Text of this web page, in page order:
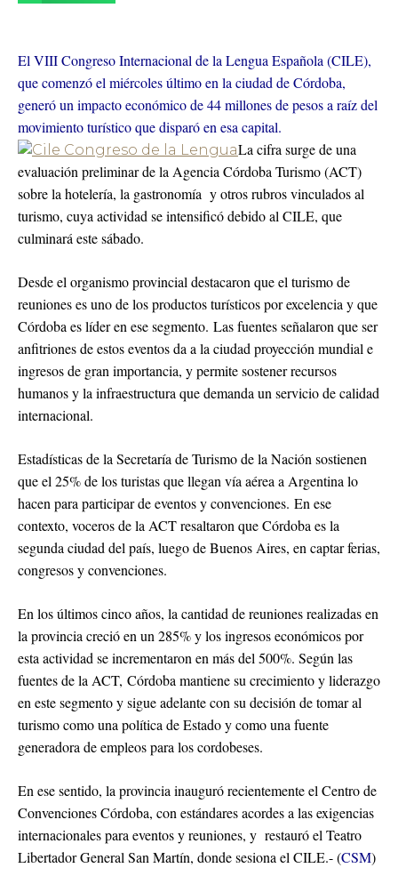
El VIII Congreso Internacional de la Lengua Española (CILE),
que comenzó el miércoles último en la ciudad de Córdoba,
generó un impacto económico de 44 millones de pesos a raíz del
movimiento turístico que disparó en esa capital.
La cifra surge de una
evaluación preliminar de la Agencia Córdoba Turismo (ACT)
sobre la hotelería, la gastronomía y otros rubros vinculados al
turismo, cuya actividad se intensificó debido al CILE, que
culminará este sábado.
Desde el organismo provincial destacaron que el turismo de
reuniones es uno de los productos turísticos por excelencia y que
Córdoba es líder en ese segmento. Las fuentes señalaron que ser
anfitriones de estos eventos da a la ciudad proyección mundial e
ingresos de gran importancia, y permite sostener recursos
humanos y la infraestructura que demanda un servicio de calidad
internacional.
Estadísticas de la Secretaría de Turismo de la Nación sostienen
que el 25% de los turistas que llegan vía aérea a Argentina lo
hacen para participar de eventos y convenciones. En ese
contexto, voceros de la ACT resaltaron que Córdoba es la
segunda ciudad del país, luego de Buenos Aires, en captar ferias,
congresos y convenciones.
En los últimos cinco años, la cantidad de reuniones realizadas en
la provincia creció en un 285% y los ingresos económicos por
esta actividad se incrementaron en más del 500%. Según las
fuentes de la ACT, Córdoba mantiene su crecimiento y liderazgo
en este segmento y sigue adelante con su decisión de tomar al
turismo como una política de Estado y como una fuente
generadora de empleos para los cordobeses.
En ese sentido, la provincia inauguró recientemente el Centro de
Convenciones Córdoba, con estándares acordes a las exigencias
internacionales para eventos y reuniones, y restauró el Teatro
Libertador General San Martín, donde sesiona el CILE.- (CSM)